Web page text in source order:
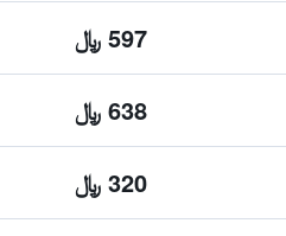
597 ﷼
638 ﷼
320 ﷼